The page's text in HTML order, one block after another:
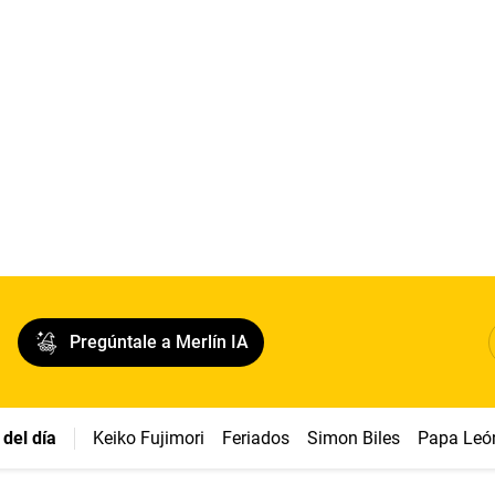
Pregúntale a Merlín IA
día Keiko Fujimori Feriados Simon Biles Papa